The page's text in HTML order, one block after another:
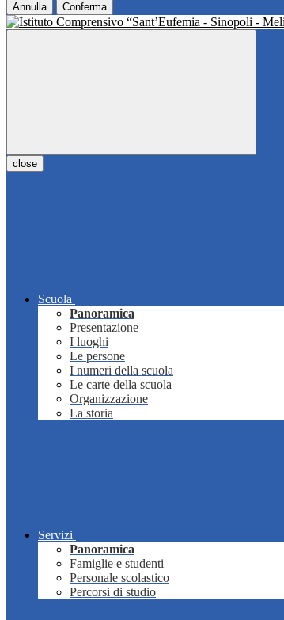
Annulla Conferma
close
Scuola
Panoramica
Presentazione
I luoghi
Le persone
I numeri della scuola
Le carte della scuola
Organizzazione
La storia
Servizi
Panoramica
Famiglie e studenti
Personale scolastico
Percorsi di studio